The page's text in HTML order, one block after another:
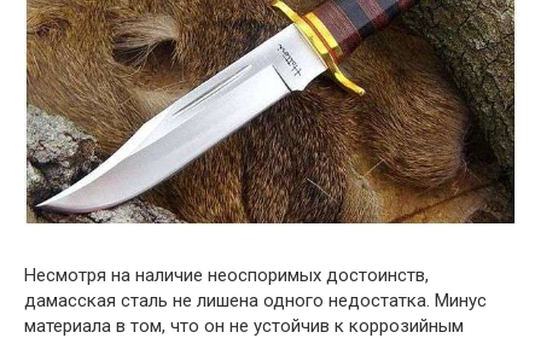
Несмотря на наличие неоспоримых достоинств,
дамасская сталь не лишена одного недостатка. Минус
материала в том, что он не устойчив к коррозийным